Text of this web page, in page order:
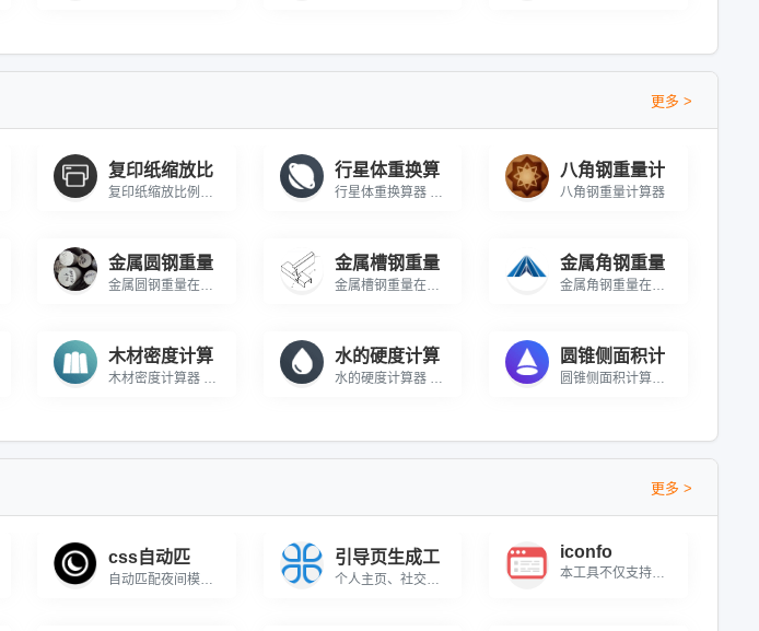
更多 >
复印纸缩放比
复印纸缩放比例计算器 在线计算不同尺寸复印纸之间缩放计算
行星体重换算
行星体重换算器 在线计算太阳系中八大行星上的体重
八角钢重量计
八角钢重量计算器
金属圆钢重量
金属圆钢重量在线计算
金属槽钢重量
金属槽钢重量在线计算
金属角钢重量
金属角钢重量在线计算
木材密度计算
木材密度计算器 在线计算木才的密度
水的硬度计算
水的硬度计算器 计算水的硬度来评估水质
圆锥侧面积计
圆锥侧面积计算器 在线计算圆锥体侧面的表面积
更多 >
css自动匹
自动匹配夜间模式的工具，粘贴一段CSS代码后能自动转换成适配深色主题的版本，并实时演示效果。
引导页生成工
个人主页、社交媒体或作品集增添独特吸引力！打造动态视觉体验，让您的页面瞬间脱颖而出。无论是摄影师、博主、网红，还是个人品牌展示，都能通过高颜值动态展示吸引访客停留，提升互动率。\r\n\r\n核心亮点：\r\n\r\n✨ 自定义主题：支持调整图片风格、切换频率，匹配个人品牌调性\r\n\r\n✨ 轻量高效：纯前端实现，加载速度快，适配PC和移动端\r\n\r\n✨ 引流利器：增强页面观赏性，降低跳出率，提升用户停留时长\r\n\r\n适用于个人主页、作品集、社交媒体入口、粉丝引导页等场景，让您的页面更具魅力！
iconfo
本工具不仅支持在线预览丰富的iconfont图标库，还具备强大的本地ttf文件解析能力，以及无缝对接阿里图标资源的便捷功能。用户可上传本地ttf文件，或链接在线ttf、css、js资源，实现图标的全面预览与即时应用。无论是网页设计、APP开发，还是其他需要图标美化的场景，iconfont在线预览工具都能提供一站式解决方案，助力设计师与前端开发者高效工作。\r\n\r\nunicode，Font class，Symbol）iconfont preview for web, Momo\'s Blog, LuckyMomo